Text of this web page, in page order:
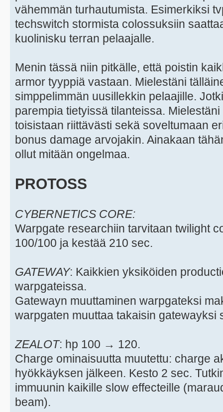
vähemmän turhautumista. Esimerkiksi
techswitch stormista colossuksiin
kuolinisku terran pelaajalle.
Menin tässä niin pitkälle, että poistin
armor tyyppiä vastaan. Mielestäni
simppelimmän uusillekkin pelaajille.
parempia tietyissä tilanteissa.
toisistaan riittävästi sekä soveltumaan
bonus damage arvojakin. Ainakaan
ollut mitään ongelmaa.
PROTOSS
CYBERNETICS CORE:
Warpgate researchiin tarvitaan twilight
100/100 ja kestää 210 sec.
GATEWAY: Kaikkien yksiköiden
warpgateissa.
Gatewayn muuttaminen warpgateksi
warpgaten muuttaa takaisin gatewayksi
ZEALOT: hp 100 → 120.
Charge ominaisuutta muutettu: charge
hyökkäyksen jälkeen. Kesto 2 sec.
immuunin kaikille slow effecteille
beam).